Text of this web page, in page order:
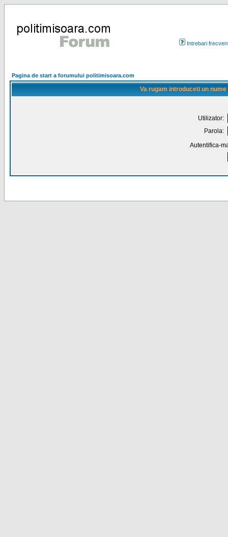
Intrebari
Pagina de start a forumului politimisoara.com
Va rugam introduceti un
Utilizator:
Parola:
Autentifica-